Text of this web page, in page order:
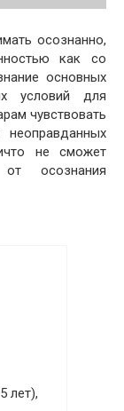
осознанно,
как со
основных
условий для
чувствовать
не сможет
осознания
лет),